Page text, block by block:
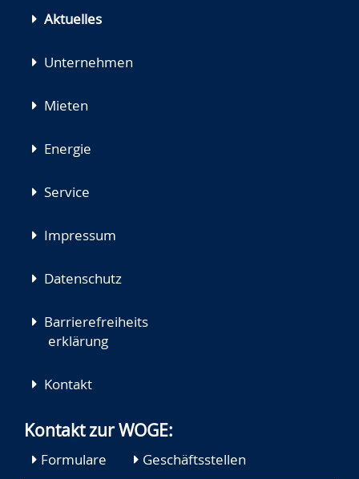
Aktuelles
Unternehmen
Mieten
Energie
Service
Impressum
Datenschutz
Barrierefreiheits
erklärung
Kontakt
Kontakt zur WOGE:
Formulare Geschäftsstellen